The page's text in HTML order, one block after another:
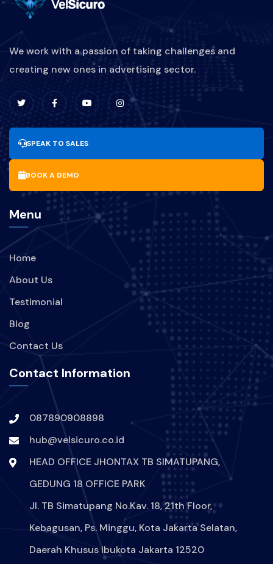
PEMASARANRESTORAN
DIGITALMARKETINGKULINER
BRANDINGKULINER
BISNIS PARIWISATA
PERUSAHAAN
TREND
KEBOCORAN-DATA INDIHOME
KEBOCORAN-DATA-INDIHOME
HACKER-MENYERANG-INDIHOME
DIGITAL-SECURE
PROTECTION-DIGITAL ARTIS
SELEBRITAS INSTAGRAM
HACKER
AKUNINSTAGRAMANGELINASONDAKHDIRETAS
We work with a passion of taking challenges and
creating new ones in advertising sector.
SPEAK TO SALES
BOOK A DEMO
Menu
Home
About Us
Testimonial
Blog
Contact Us
Contact Information
087890908898
hub@velsicuro.co.id
HEAD OFFICE JHONTAX TB SIMATUPANG,
GEDUNG 18 OFFICE PARK
Jl. TB Simatupang No.Kav. 18, 21th Floor,
Kebagusan, Ps. Minggu, Kota Jakarta Selatan,
Daerah Khusus Ibukota Jakarta 12520